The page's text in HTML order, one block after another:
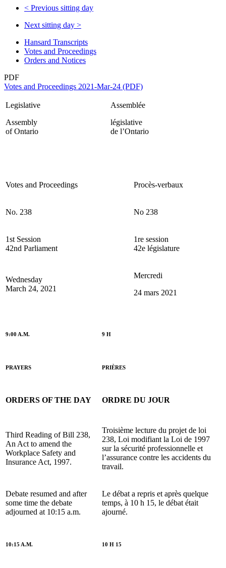
< Previous sitting day
Next sitting day >
Hansard Transcripts
Votes and Proceedings
Orders and Notices
PDF
Votes and Proceedings 2021-Mar-24 (PDF)
Legislative
Assembly
of Ontario
Assemblée
législative
de l’Ontario
Votes and Proceedings Procès-verbaux
No. 238 No 238
1st Session
42nd Parliament
1re session
42e législature
Wednesday
March 24, 2021
Mercredi
24 mars 2021
9:00 A.M. 9 H
PRAYERS PRIÈRES
ORDERS OF THE DAY ORDRE DU JOUR
Third Reading of Bill 238,
An Act to amend the
Workplace Safety and
Insurance Act, 1997.
Troisième lecture du projet de loi
238, Loi modifiant la Loi de 1997
sur la sécurité professionnelle et
l’assurance contre les accidents du
travail.
Debate resumed and after
some time the debate
adjourned at 10:15 a.m.
Le débat a repris et après quelque
temps, à 10 h 15, le débat était
ajourné.
10:15 A.M. 10 H 15